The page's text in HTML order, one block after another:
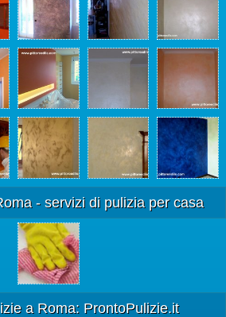
- servizi di pulizia per casa
a Roma: ProntoPulizie.it